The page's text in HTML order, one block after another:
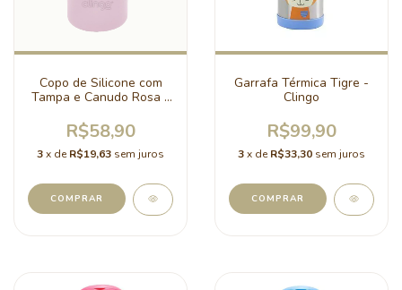
Copo de Silicone com
Tampa e Canudo Rosa -
R$58,90
3x de R$19,63 sem juros
Garrafa Térmica Tigre -
Clingo
R$99,90
3x de R$33,30 sem juros